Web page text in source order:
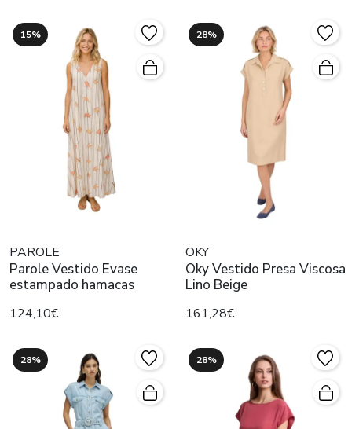
15%
PAROLE
Parole Vestido Evase
estampado hamacas
124,10€
28%
OKY
Oky Vestido Presa Viscosa
Lino Beige
161,28€
28% 28%